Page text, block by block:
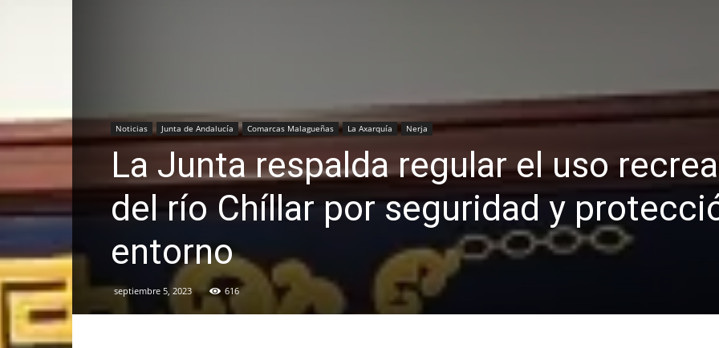
Noticias Junta de Andalucía Comarcas Malagueñas La Axarquía Nerja
La Junta respalda regular el uso
del río Chíllar por seguridad y
entorno
septiembre 5, 2023 616